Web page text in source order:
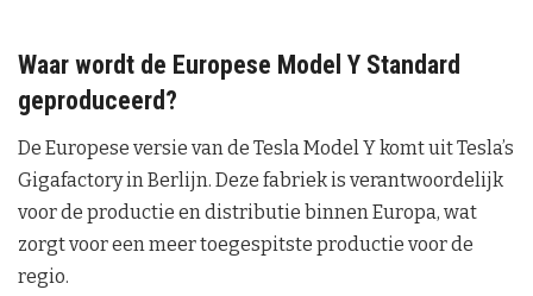
Waar wordt de Europese Model Y Standard
geproduceerd?
De Europese versie van de Tesla Model Y komt uit Tesla’s
Gigafactory in Berlijn. Deze fabriek is verantwoordelijk
voor de productie en distributie binnen Europa, wat
zorgt voor een meer toegespitste productie voor de
regio.